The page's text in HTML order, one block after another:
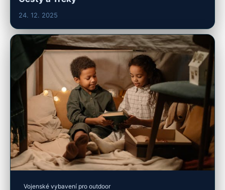
24. 12. 2025
Vojenské vybavení pro outdoor